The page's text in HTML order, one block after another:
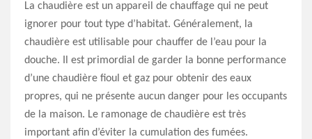
La chaudière est un appareil de chauffage qui ne peut
ignorer pour tout type d’habitat. Généralement, la
chaudière est utilisable pour chauffer de l’eau pour la
douche. Il est primordial de garder la bonne performance
d’une chaudière fioul et gaz pour obtenir des eaux
propres, qui ne présente aucun danger pour les occupants
de la maison. Le ramonage de chaudière est très
important afin d’éviter la cumulation des fumées.